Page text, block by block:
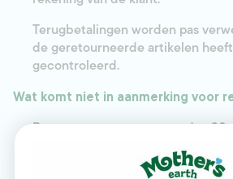
Terugbetalingen worden pas
de geretourneerde artikelen
gecontroleerd.
Wat komt niet in aanmerking voor
Retouraanvragen nameer dan 30
Retourzendingen die verloren zijn